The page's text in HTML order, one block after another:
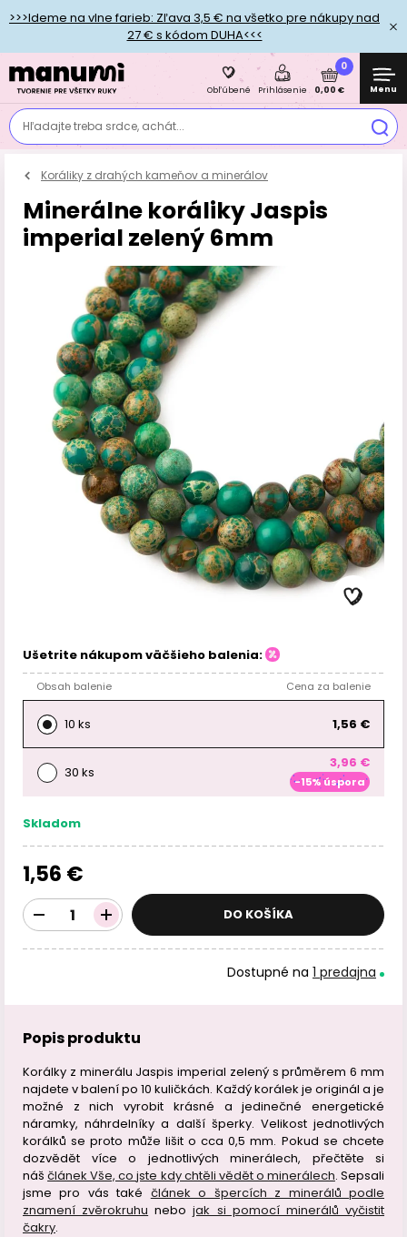
>>>Ideme na vlne farieb: Zľava 3,5 € na všetko pre nákupy nad
27 € s kódom DUHA<<<
Hľadajte treba srdce, achát...
Obľúbené Prihlásenie
0
0,00 € Menu
Koráliky z drahých kameňov a minerálov
Minerálne koráliky Jaspis
imperial zelený 6mm
Ušetrite nákupom väčšieho balenia:
Obsah balenie Cena za balenie
10 ks 1,56 €
30 ks
3,96 €
-15% úspora
Skladom
1,56 €
DO KOŠÍKA
Dostupné na 1 predajna
Popis produktu
Korálky z minerálu Jaspis imperial zelený s průměrem 6 mm
najdete v balení po 10 kuličkách. Každý korálek je originál a je
možné z nich vyrobit krásné a jedinečné energetické
náramky, náhrdelníky a další šperky. Velikost jednotlivých
korálků se proto může lišit o cca 0,5 mm. Pokud se chcete
dozvědět více o jednotlivých minerálech, přečtěte si
náščlánek Vše, co jste kdy chtěli vědět o minerálech. Sepsali
jsme pro vás také článek o špercích z minerálů podle
znamení zvěrokruhu nebojak si pomocí minerálů vyčistit
čakry.